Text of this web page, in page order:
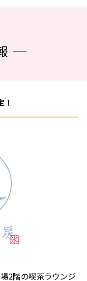
2階の喫茶ラウンジ